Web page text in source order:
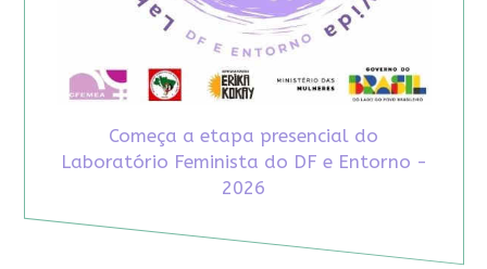
Começa a etapa presencial do
Laboratório Feminista do DF e Entorno -
2026